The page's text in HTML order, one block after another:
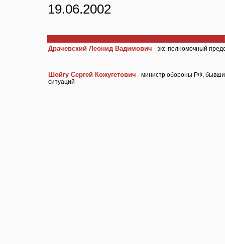
19.06.2002
Драчевский Леонид Вадимович - экс-полномочный
Шойгу Сергей Кожугетович - министр обороны РФ,
ситуаций